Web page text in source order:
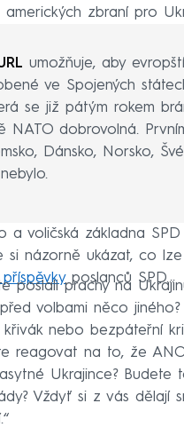
amerických zbraní pro
umožňuje, aby
ve Spojených
se již pátým rokem
NATO dobrovolná.
Dánsko, Norsko,
a voličská základna
si názorně ukázat, co
poslanců SPD...
poslali prachy na
volbami něco
křivák nebo bezpáteřní
reagovat na to, že
Ukrajince?
Vždyť si z vás dělají